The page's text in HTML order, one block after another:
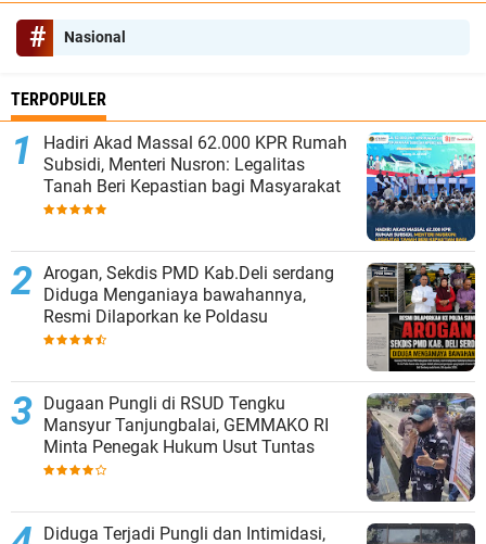
Nasional
TERPOPULER
Hadiri Akad Massal 62.000 KPR Rumah
Subsidi, Menteri Nusron: Legalitas
Tanah Beri Kepastian bagi Masyarakat
‎Arogan, Sekdis PMD Kab.Deli serdang
Diduga Menganiaya bawahannya,
Resmi Dilaporkan ke Poldasu
Dugaan Pungli di RSUD Tengku
Mansyur Tanjungbalai, GEMMAKO RI
Minta Penegak Hukum Usut Tuntas
Diduga Terjadi Pungli dan Intimidasi,